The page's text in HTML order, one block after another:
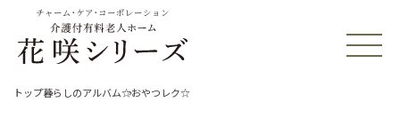
チャーム・ケア・コーポレーション
トップ暮らしのアルバム☆おやつレク☆